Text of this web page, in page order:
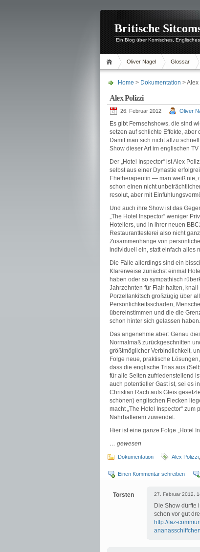
Britische
Ein Blog über Komisches,
Oliver Nagel Glossar
Home > Dokumentation > Alex
Alex Polizzi
26. Februar 2012 Oliver
Es gibt Fernsehshows, die sind
setzen auf schlichte Effekte,
Damit man sich nicht allzu
Show dieser Art im englischen TV
Der „Hotel Inspector“ ist Alex
selbst aus einer Dynastie
Ehetherapeutin — man weiß nie,
schon einen nicht
resolut, aber mit
Und auch ihre Show ist das
„The Hotel Inspector“ weniger
Hoteliers, und in ihrer neuen
Restauranttesterei also nicht
Zusammenhänge von
individuell ein, statt einfach alles
Die Fälle allerdings sind ein
Klarerweise zunächst einmal
haben oder so sympathisch
Jahrzehnten für Flair halten,
Porzellankitsch großzügig über
Persönlichkeitsschaden,
übereinstimmen und die die
schon hinter sich gelassen haben.
Das angenehme aber: Genau
Normalmaß zurückgeschnitten
größtmöglicher Verbindlichkeit,
Folge neue, praktische
dass die englische Trias aus
für alle Seiten zufriedenstellend
auch potentieller Gast ist, sei es
Christian Rach aufs Gleis
schönen) englischen Flecken
macht „The Hotel Inspector“
Nahrhafterem zuwendet.
Hier ist eine ganze Folge „Hotel
… gewesen
Dokumentation Alex Polizzi
Einen Kommentar schreiben
Torsten 27. Februar 2012,
Die Show dürfte
schon vor gut
http://faz-